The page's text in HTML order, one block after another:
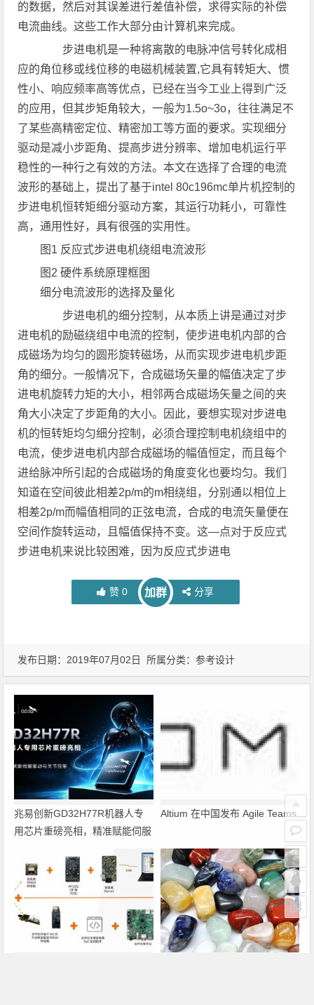
的数据，然后对其误差进行差值补偿，求得实际的补偿
电流曲线。这些工作大部分由计算机来完成。
步进电机是一种将离散的电脉冲信号转化成相
应的角位移或线位移的电磁机械装置,它具有转矩大、惯
性小、响应频率高等优点，已经在当今工业上得到广泛
的应用，但其步矩角较大，一般为1.5o~3o，往往满足不
了某些高精密定位、精密加工等方面的要求。实现细分
驱动是减小步距角、提高步进分辨率、增加电机运行平
稳性的一种行之有效的方法。本文在选择了合理的电流
波形的基础上，提出了基于intel 80c196mc单片机控制的
步进电机恒转矩细分驱动方案，其运行功耗小，可靠性
高，通用性好，具有很强的实用性。
图1 反应式步进电机绕组电流波形
图2 硬件系统原理框图
细分电流波形的选择及量化
步进电机的细分控制，从本质上讲是通过对步
进电机的励磁绕组中电流的控制，使步进电机内部的合
成磁场为均匀的圆形旋转磁场，从而实现步进电机步距
角的细分。一般情况下，合成磁场矢量的幅值决定了步
进电机旋转力矩的大小，相邻两合成磁场矢量之间的夹
角大小决定了步距角的大小。因此，要想实现对步进电
机的恒转矩均匀细分控制，必须合理控制电机绕组中的
电流，使步进电机内部合成磁场的幅值恒定，而且每个
进给脉冲所引起的合成磁场的角度变化也要均匀。我们
知道在空间彼此相差2p/m的m相绕组，分别通以相位上
相差2p/m而幅值相同的正弦电流，合成的电流矢量便在
空间作旋转运动，且幅值保持不变。这—点对于反应式
步进电机来说比较困难，因为反应式步进电
赞 0 加群 分享
发布日期：2019年07月02日 所属分类：参考设计
兆易创新GD32H77R机器人专
用芯片重磅亮相，精准赋能伺服
Altium 在中国发布 Agile Teams